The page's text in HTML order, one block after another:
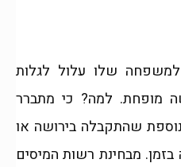
שלו עלול לגלות
מופחת. למה? כי מתברר
שהתקבלה בירושה או
בזמן. מבחינת רשות המיסים